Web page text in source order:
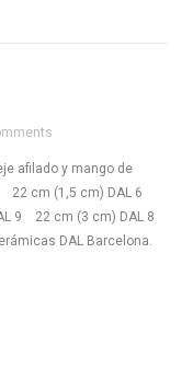
afilado y mango de
cm (1,5 cm) DAL 6
9 22 cm (3 cm) DAL 8
DAL Barcelona.